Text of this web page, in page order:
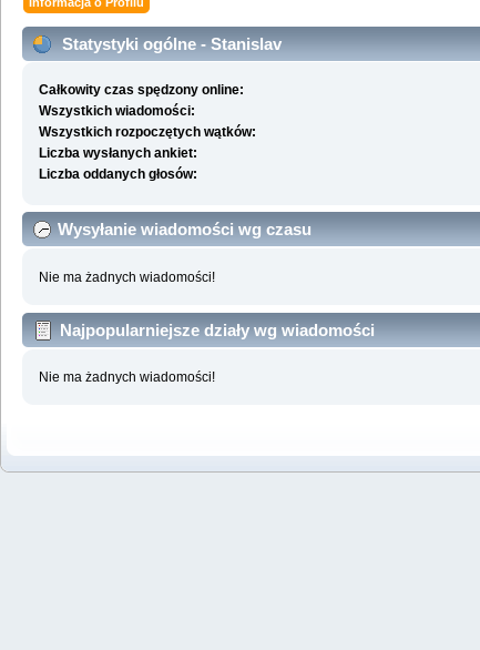
Statystyki ogólne - Stanislav
Całkowity czas spędzony online:
Wszystkich wiadomości:
Wszystkich rozpoczętych wątków:
Liczba wysłanych ankiet:
Liczba oddanych głosów:
Wysyłanie wiadomości wg czasu
Nie ma żadnych wiadomości!
Najpopularniejsze działy wg wiadomości
Nie ma żadnych wiadomości!